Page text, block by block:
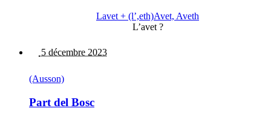
Lavet + (l’,eth)Avet, Aveth
L’avet ?
5 décembre 2023
(Ausson)
Part del Bosc